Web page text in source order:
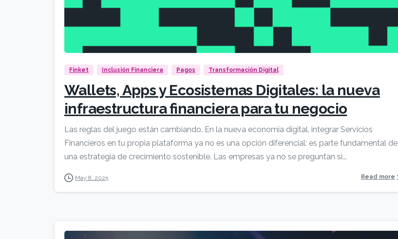
Finket Inclusión Financiera Pagos Transformación Digital
Wallets, Apps y Ecosistemas Digitales: la nueva
infraestructura financiera para tu negocio
Las reglas del juego están cambiando. En la nueva economía digital, integrar Servicios
Financieros en tu propia plataforma ya no es una opción diferencial: es parte fundamental de
una estrategia de crecimiento sostenible. Las empresas ya no se preguntan si...
May 8, 2025 Read more